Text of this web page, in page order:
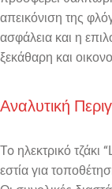
απεικόνιση της
ασφάλεια και η
ξεκάθαρη και
Αναλυτική
To ηλεκτρικό τζάκι
εστία για